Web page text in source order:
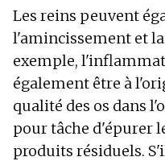
Les reins peuvent
l'amincissement et
exemple,
également être à
qualité des os dans
pour tâche d'épurer
produits résiduels.